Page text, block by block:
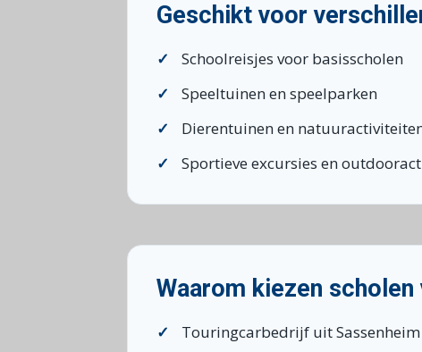
Geschikt voor
Schoolreisjes voor basisscholen
Speeltuinen en speelparken
Dierentuinen en
Sportieve excursies en
Waarom kiezen scholen
Touringcarbedrijf uit Sassenheim